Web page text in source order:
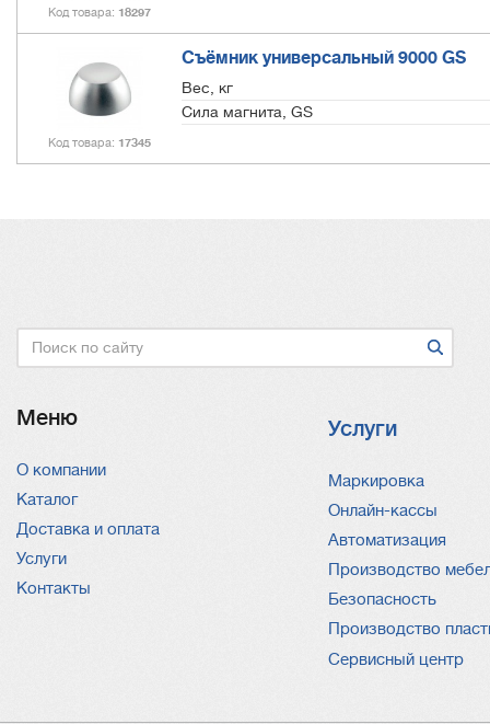
Код товара 18297
Код товара 17345
Съёмник универсальный 9000 GS
Вес, кг
Сила магнита, GS
Поиск
Меню
О компании
Каталог
Доставка и оплата
Услуги
Контакты
Услуги
Услуги
Маркировка
Онлайн-кассы
Автоматизация
Производство
Безопасность
Производство
Сервисный центр